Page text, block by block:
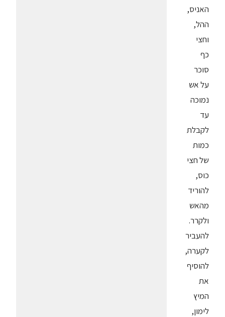
האניס,
ההל,
וחצי
כף
סוכר
על אש
נמוכה
עד
לקבלת
כמות
של חצי
כוס,
להוריד
מהאש
ולקרר.
להעביר
לקערה,
להוסיף
את
המיץ
לימון,